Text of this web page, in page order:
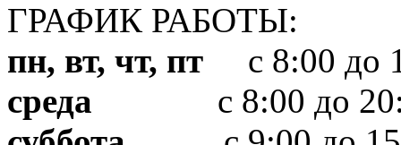
ГРАФИК РАБОТЫ:
пн, вт, чт, пт с 8:00 до
среда с 8:00 до